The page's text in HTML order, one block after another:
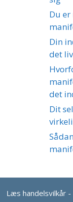
Du
Din
det
det
Dit
Læs handelsvilkår -